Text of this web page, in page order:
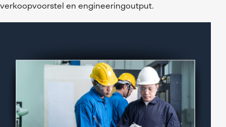
verkoopvoorstel en engineeringoutput.